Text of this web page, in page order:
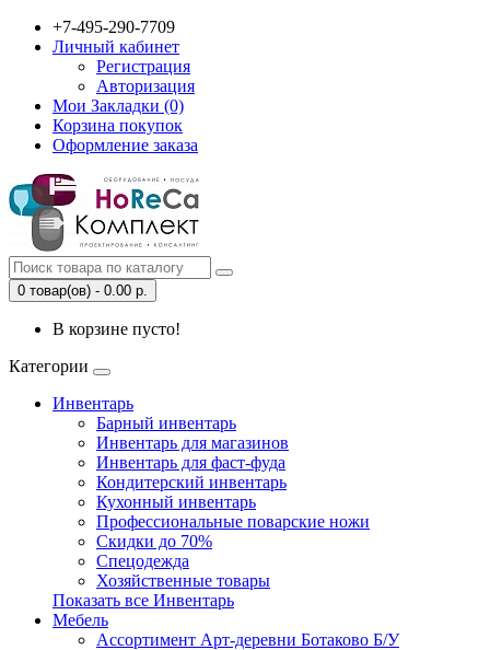
+7-495-290-7709
Личный кабинет
Регистрация
Авторизация
Мои Закладки (0)
Корзина покупок
Оформление заказа
0 товар(ов) - 0.00 р.
В корзине пусто!
Категории
Инвентарь
Барный инвентарь
Инвентарь для магазинов
Инвентарь для фаст-фуда
Кондитерский инвентарь
Кухонный инвентарь
Профессиональные поварские ножи
Скидки до 70%
Спецодежда
Хозяйственные товары
Показать все Инвентарь
Мебель
Ассортимент Арт-деревни Ботаково Б/У